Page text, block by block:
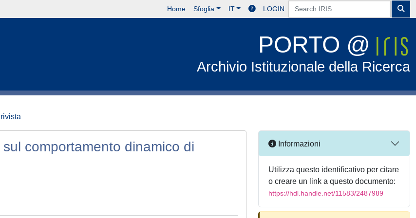
Home Sfoglia IT LOGIN
PORTO @
Archivio Istituzionale della Ricerca
comportamento dinamico di
Informazioni
Utilizza questo identificativo per citare
o creare un link a questo documento:
https://hdl.handle.net/11583/2487989